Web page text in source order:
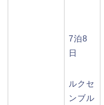
7泊8
日
ルクセ
ンブル